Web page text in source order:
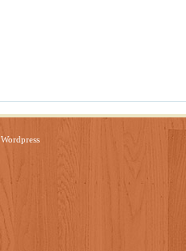
Wordpress